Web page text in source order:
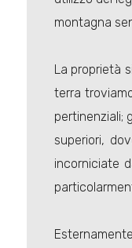
montagna
La proprietà
terra
pertinenziali;
superiori,
incorniciate